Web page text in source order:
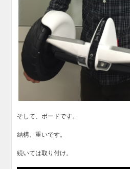
そして、ボードです。
結構、重いです。
続いては取り付け。